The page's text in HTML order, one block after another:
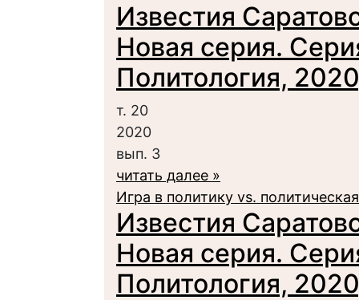
Известия
Новая серия.
Политология,
т. 20
2020
вып. 3
читать далее »
Игра в политику vs.
Известия
Новая серия.
Политология,